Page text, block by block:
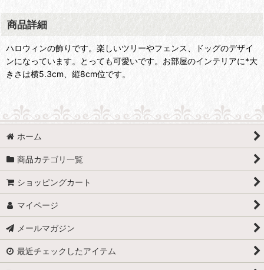
商品詳細
ハロウィンの飾りです。楽しいツリーやフェンス、ドッグのデザイ
ンになっています。とっても可愛いです。お部屋のインテリアに*大
きさは横5.3cm、縦8cm位です。
ホーム
商品カテゴリ一覧
ショッピングカート
マイページ
メールマガジン
最近チェックしたアイテム